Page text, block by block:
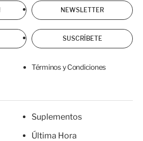
NEWSLETTER
SUSCRÍBETE
Términos y Condiciones
Suplementos
Última Hora